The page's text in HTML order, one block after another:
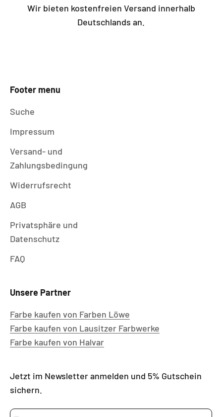
Wir bieten kostenfreien Versand innerhalb
Deutschlands an.
Footer menu
Suche
Impressum
Versand- und
Zahlungsbedingung
Widerrufsrecht
AGB
Privatsphäre und
Datenschutz
FAQ
Unsere Partner
Farbe kaufen von Farben Löwe
Farbe kaufen von Lausitzer Farbwerke
Farbe kaufen von Halvar
Jetzt im Newsletter anmelden und 5% Gutschein
sichern.